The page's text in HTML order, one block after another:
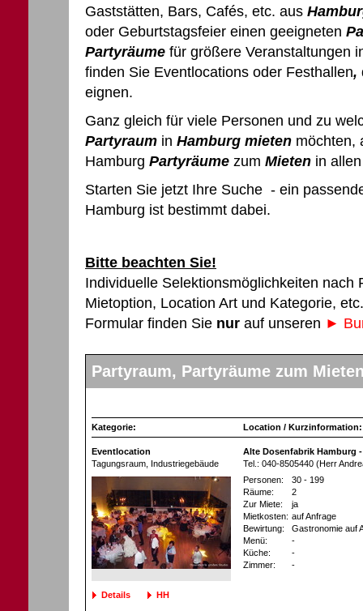
Gaststätten, Bars, Cafés, etc. aus
oder Geburtstagsfeier einen geeigneten
Partyräume für größere Veranstaltungen
finden Sie Eventlocations oder Festhallen,
eignen.
Ganz gleich für viele Personen und zu
Partyraum in Hamburg mieten möchten,
Hamburg Partyräume zum Mieten in
Starten Sie jetzt Ihre Suche - ein
Hamburg ist bestimmt dabei.
Bitte beachten Sie!
Individuelle Selektionsmöglichkeiten nach
Mietoption, Location Art und Kategorie,
Formular finden Sie nur auf unseren ►
Partyraum, Partyräume zum
Kategorie: Location / Kurzinformation:
Eventlocation
Tagungsraum , Industriegebäude
Alte Dosenfabrik Hamburg
Tel.: 040-8505440 (Herr
Details HH
Personen:
30 - 199
Räume:
2
Zur Miete:
ja
Mietkosten: auf Anfrage
Bewirtung:
Gastronomie auf
Menü:
-
Küche:
-
Zimmer:
-